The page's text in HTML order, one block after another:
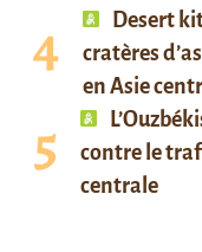
Desert
cratères
en Asie
contre le
centrale